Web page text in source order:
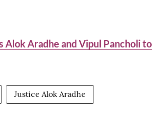
Aradhe and Vipul Pancholi to
Justice Alok Aradhe